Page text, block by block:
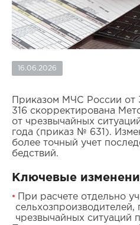
16.06.2026
Приказом МЧС России
316 скорректирована
от чрезвычайных
года (приказ № 631).
более точный учет
бедствий.
Ключевые
При расчете отдельно
чрезвычайных ситуаций